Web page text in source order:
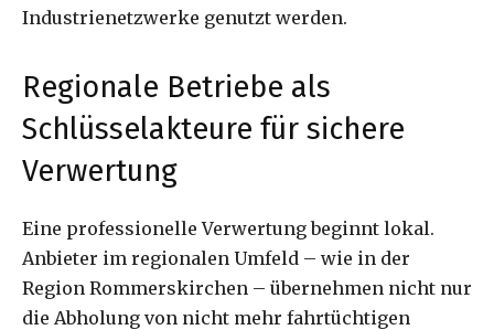
Industrienetzwerke genutzt werden.
Regionale Betriebe als
Schlüsselakteure für sichere
Verwertung
Eine professionelle Verwertung beginnt lokal.
Anbieter im regionalen Umfeld – wie in der
Region Rommerskirchen – übernehmen nicht nur
die Abholung von nicht mehr fahrtüchtigen